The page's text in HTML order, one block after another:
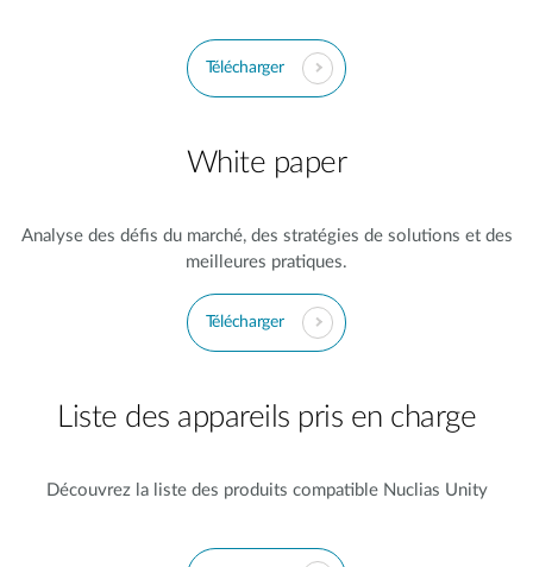
Télécharger
White paper
Analyse des défis du marché, des stratégies de solutions et des
meilleures pratiques.
Télécharger
Liste des appareils pris en charge
Découvrez la liste des produits compatible Nuclias Unity